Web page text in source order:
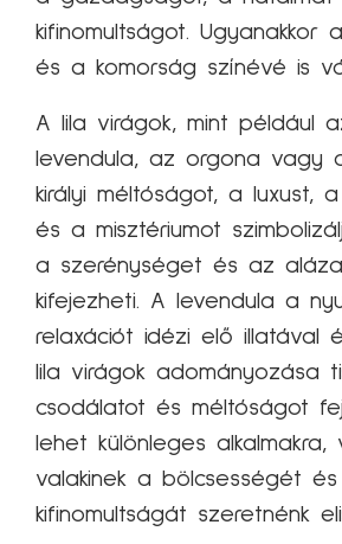
kifinomultságot. Ugyanakkor
és a komorság színévé is
A lila virágok, mint például
levendula, az orgona vagy
királyi méltóságot, a luxust,
és a misztériumot
a szerénységet és az
kifejezheti. A levendula a
relaxációt idézi elő illatával
lila virágok adományozása
csodálatot és méltóságot
lehet különleges alkalmakra,
valakinek a bölcsességét és
kifinomultságát szeretnénk